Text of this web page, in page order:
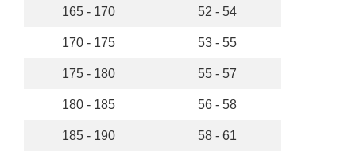
Roți spate
Accesorii roți
165 - 170 52 - 54
170 - 175 53 - 55
175 - 180 55 - 57
180 - 185 56 - 58
185 - 190 58 - 61